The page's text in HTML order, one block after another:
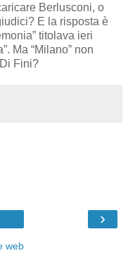
Berlusconi, o
E la risposta è
titolava ieri
Ma “Milano” non
Fini?
›
web